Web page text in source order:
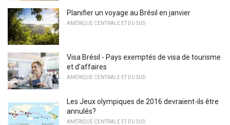
Planifier un voyage au Brésil en janvier
AMÉRIQUE CENTRALE ET DU SUD
Visa Brésil - Pays exemptés de visa de tourisme
et d'affaires
AMÉRIQUE CENTRALE ET DU SUD
Les Jeux olympiques de 2016 devraient-ils être
annulés?
AMÉRIQUE CENTRALE ET DU SUD